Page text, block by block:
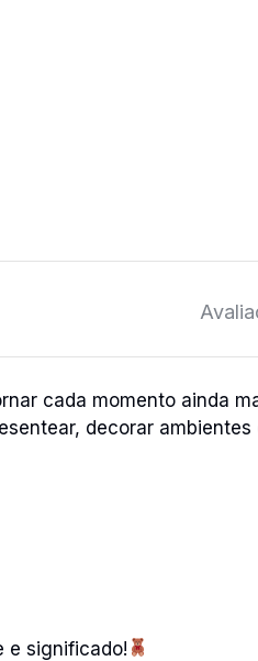
cada momento ainda
decorar
e significado!